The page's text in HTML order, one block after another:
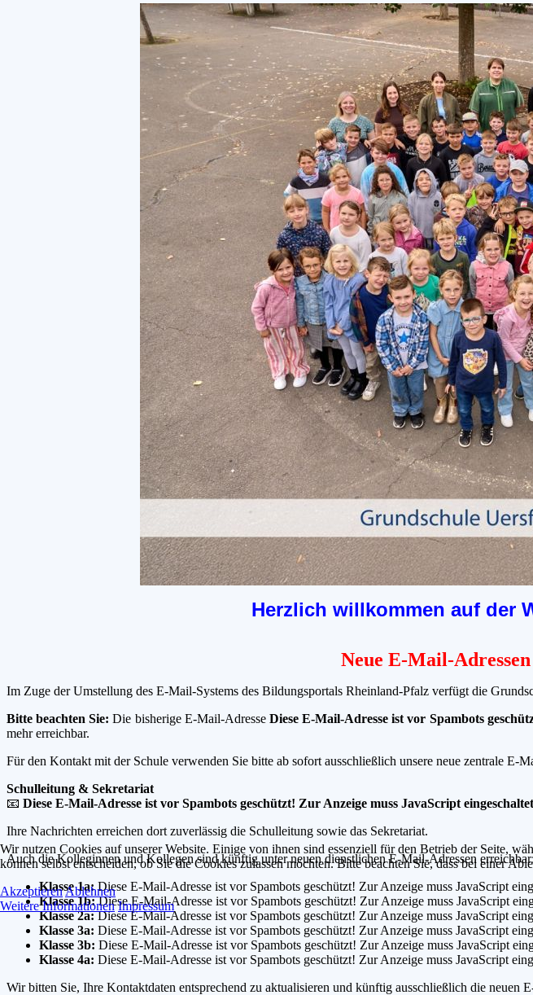
Herzlich willkommen auf der
Neue E-Mail-
Im Zuge der Umstellung des E-Mail-Systems des Bildungsportals Rheinland-Pfalz verfügt die
Bitte beachten Sie: Die bisherige E-Mail-Adresse Diese E-Mail-Adresse ist vor Spambots
mehr erreichbar.
Für den Kontakt mit der Schule verwenden Sie bitte ab sofort ausschließlich unsere neue zentrale E-
Schulleitung & Sekretariat
📧 Diese E-Mail-Adresse ist vor Spambots geschützt! Zur Anzeige muss JavaScript
Ihre Nachrichten erreichen dort zuverlässig die Schulleitung sowie das Sekretariat.
Auch die Kolleginnen und Kollegen sind künftig unter neuen dienstlichen E-Mail-Adressen
Klasse 1a: Diese E-Mail-Adresse ist vor Spambots geschützt! Zur Anzeige muss JavaScript
Klasse 1b: Diese E-Mail-Adresse ist vor Spambots geschützt! Zur Anzeige muss JavaScript
Klasse 2a: Diese E-Mail-Adresse ist vor Spambots geschützt! Zur Anzeige muss JavaScript
Klasse 3a: Diese E-Mail-Adresse ist vor Spambots geschützt! Zur Anzeige muss JavaScript
Klasse 3b: Diese E-Mail-Adresse ist vor Spambots geschützt! Zur Anzeige muss JavaScript
Klasse 4a: Diese E-Mail-Adresse ist vor Spambots geschützt! Zur Anzeige muss JavaScript
Wir bitten Sie, Ihre Kontaktdaten entsprechend zu aktualisieren und künftig ausschließlich die neuen
Wir nutzen Cookies auf unserer Website. Einige von ihnen sind essenziell für den Betrieb der Seite,
können selbst entscheiden, ob Sie die Cookies zulassen möchten. Bitte beachten Sie, dass bei einer
AkzeptierenAblehnen
Weitere Informationen Impressum